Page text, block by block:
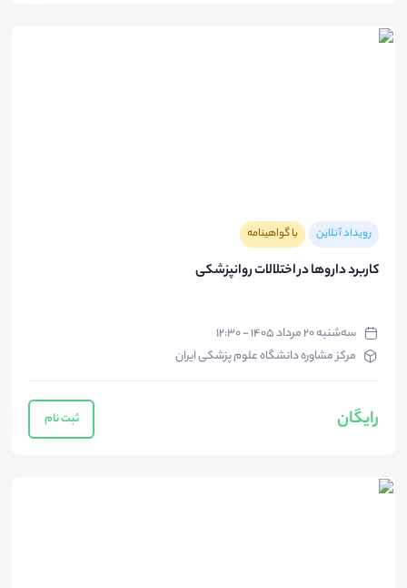
رویداد آنلاین با گواهینامه
کاربرد داروها در اختلالات روانپزشکی
سه‌شنبه ۲۰ مرداد ۱۴۰۵ - ۱۲:۳۰
مرکز مشاوره دانشگاه علوم پزشکی ایران
رایگان ثبت نام